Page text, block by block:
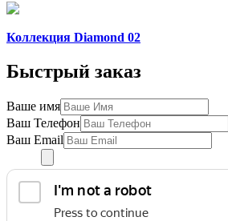
Коллекция Diamond 02
Быстрый заказ
Ваше имя
Ваш Телефон
Ваш Email